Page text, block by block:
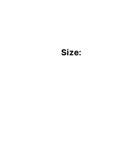
Size: